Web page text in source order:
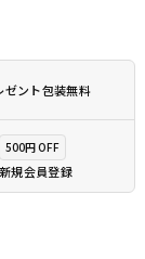
ゼント包装無料
500円 OFF
新規会員登録